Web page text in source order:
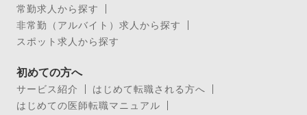
常勤求人から探す
非常勤（アルバイト）求人から探す
スポット求人から探す
初めての方へ
サービス紹介
はじめて転職される方へ
はじめての医師転職マニュアル